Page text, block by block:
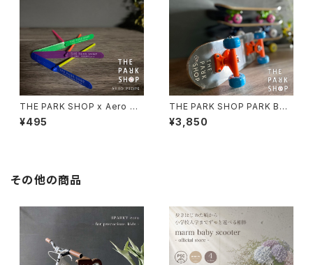
THE PARK SHOP x Aero Pr
ops 竹とんぼ ドラゴンフライ D
ragonfly
¥495
THE PARK SHOP PARK BOY
スケートボード スケボー 子供
幼児
¥3,850
その他の商品